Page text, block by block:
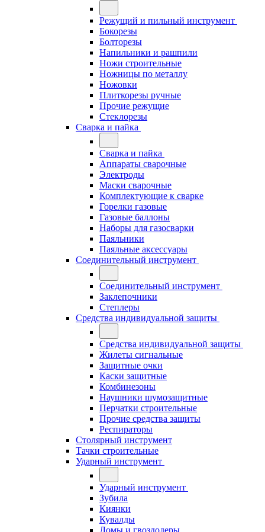
Режущий и пильный инструмент
Бокорезы
Болторезы
Напильники и рашпили
Ножи строительные
Ножницы по металлу
Ножовки
Плиткорезы ручные
Прочие режущие
Стеклорезы
Сварка и пайка
Сварка и пайка
Аппараты сварочные
Электроды
Маски сварочные
Комплектующие к сварке
Горелки газовые
Газовые баллоны
Наборы для газосварки
Паяльники
Паяльные аксессуары
Соединительный инструмент
Соединительный инструмент
Заклепочники
Степлеры
Средства индивидуальной защиты
Средства индивидуальной защиты
Жилеты сигнальные
Защитные очки
Каски защитные
Комбинезоны
Наушники шумозащитные
Перчатки строительные
Прочие средства защиты
Респираторы
Столярный инструмент
Тачки строительные
Ударный инструмент
Ударный инструмент
Зубила
Киянки
Кувалды
Ломы и гвоздодеры